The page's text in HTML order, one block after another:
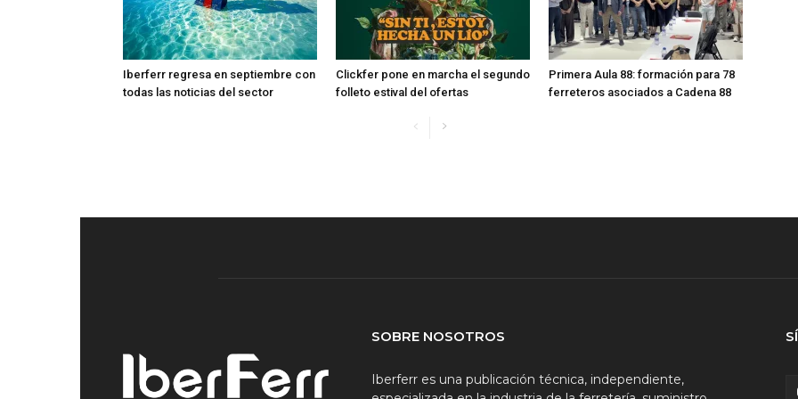
Iberferr regresa en septiembre con
todas las noticias del sector
Clickfer pone en marcha el segundo
folleto estival del ofertas
Primera Aula 88: formación para 78
ferreteros asociados a Cadena 88
SOBRE NOSOTROS
Iberferr es una publicación técnica, independiente,